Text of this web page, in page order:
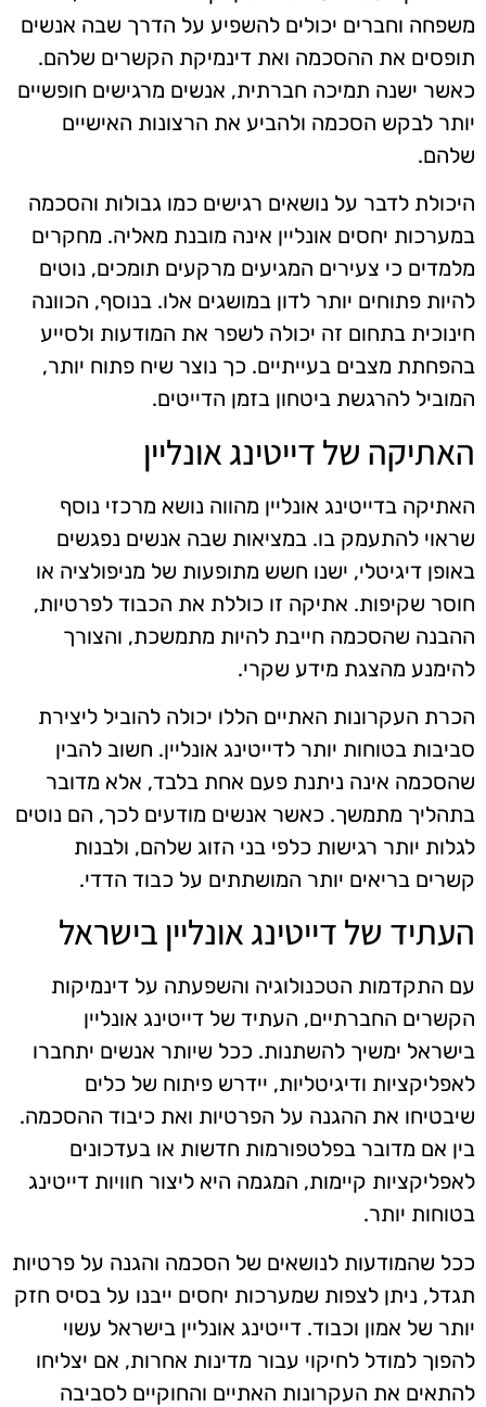
משפחה וחברים יכולים להשפיע על הדרך שבה אנשים
תופסים את ההסכמה ואת דינמיקת הקשרים שלהם.
כאשר ישנה תמיכה חברתית, אנשים מרגישים חופשיים
יותר לבקש הסכמה ולהביע את הרצונות האישיים
שלהם.
היכולת לדבר על נושאים רגישים כמו גבולות והסכמה
במערכות יחסים אונליין אינה מובנת מאליה. מחקרים
מלמדים כי צעירים המגיעים מרקעים תומכים, נוטים
להיות פתוחים יותר לדון במושגים אלו. בנוסף, הכוונה
חינוכית בתחום זה יכולה לשפר את המודעות ולסייע
בהפחתת מצבים בעייתיים. כך נוצר שיח פתוח יותר,
המוביל להרגשת ביטחון בזמן הדייטים.
האתיקה של דייטינג אונליין
האתיקה בדייטינג אונליין מהווה נושא מרכזי נוסף
שראוי להתעמק בו. במציאות שבה אנשים נפגשים
באופן דיגיטלי, ישנו חשש מתופעות של מניפולציה או
חוסר שקיפות. אתיקה זו כוללת את הכבוד לפרטיות,
ההבנה שהסכמה חייבת להיות מתמשכת, והצורך
להימנע מהצגת מידע שקרי.
הכרת העקרונות האתיים הללו יכולה להוביל ליצירת
סביבות בטוחות יותר לדייטינג אונליין. חשוב להבין
שהסכמה אינה ניתנת פעם אחת בלבד, אלא מדובר
בתהליך מתמשך. כאשר אנשים מודעים לכך, הם נוטים
לגלות יותר רגישות כלפי בני הזוג שלהם, ולבנות
קשרים בריאים יותר המושתתים על כבוד הדדי.
העתיד של דייטינג אונליין בישראל
עם התקדמות הטכנולוגיה והשפעתה על דינמיקות
הקשרים החברתיים, העתיד של דייטינג אונליין
בישראל ימשיך להשתנות. ככל שיותר אנשים יתחברו
לאפליקציות ודיגיטליות, יידרש פיתוח של כלים
שיבטיחו את ההגנה על הפרטיות ואת כיבוד ההסכמה.
בין אם מדובר בפלטפורמות חדשות או בעדכונים
לאפליקציות קיימות, המגמה היא ליצור חוויות דייטינג
בטוחות יותר.
ככל שהמודעות לנושאים של הסכמה והגנה על פרטיות
תגדל, ניתן לצפות שמערכות יחסים ייבנו על בסיס חזק
יותר של אמון וכבוד. דייטינג אונליין בישראל עשוי
להפוך למודל לחיקוי עבור מדינות אחרות, אם יצליחו
להתאים את העקרונות האתיים והחוקיים לסביבה